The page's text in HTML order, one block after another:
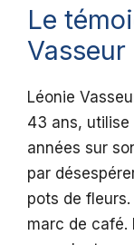
Le
Vasseur
Léonie
43 ans,
années sur
par
pots de fleurs.
marc de café.